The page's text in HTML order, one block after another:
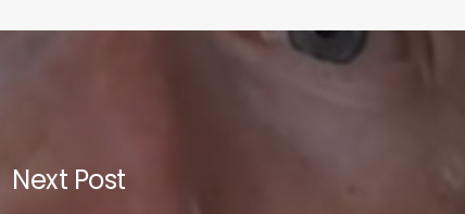
Next Post